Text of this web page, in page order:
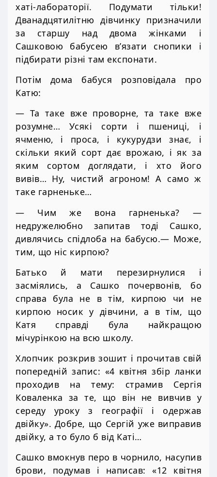
хаті-лабораторії. Подумати тільки!
Дванадцятилітню дівчинку призначили
за старшу над двома жінками і
Сашковою бабусею в’язати снопики і
підбирати різні там експонати.
Потім дома бабуся розповідала про
Катю:
— Та таке вже проворне, та таке вже
розумне… Усякі сорти і пшениці, і
ячменю, і проса, і кукурудзи знає, і
скільки який сорт дає врожаю, і як за
яким сортом доглядати, і хто його
вивів… Ну, чистий агроном! А само ж
таке гарненьке…
— Чим же вона гарненька? —
недружелюбно запитав тоді Сашко,
дивлячись спідлоба на бабусю.— Може,
тим, що ніс кирпою?
Батько й мати перезирнулися і
засміялись, а Сашко почервонів, бо
справа була не в тім, кирпою чи не
кирпою носик у дівчини, а в тім, що
Катя справді була найкращою
мічурінкою на всю школу.
Хлопчик розкрив зошит і прочитав свій
попередній запис: «4 квітня збір ланки
проходив на тему: страмив Сергія
Коваленка за те, що він не вивчив у
середу уроку з географії і одержав
двійку». Добре, що Сергій уже виправив
двійку, а то було б від Каті…
Сашко вмокнув перо в чорнило, насупив
брови, подумав і написав: «12 квітня